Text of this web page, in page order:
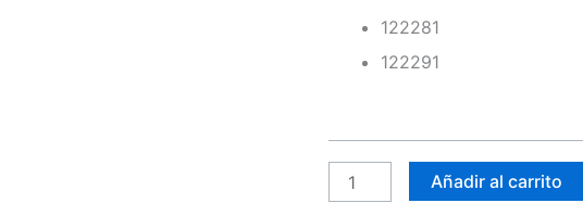
122281
122291
Añadir al carrito